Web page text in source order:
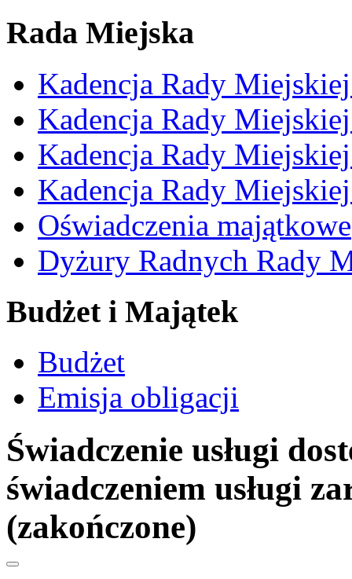
Rada Miejska
Kadencja Rady
Kadencja Rady
Kadencja Rady
Kadencja Rady
Oświadczenia majątkowe
Dyżury Radnych Rady
Budżet i Majątek
Budżet
Emisja obligacji
Świadczenie usługi
świadczeniem usługi
(zakończone)